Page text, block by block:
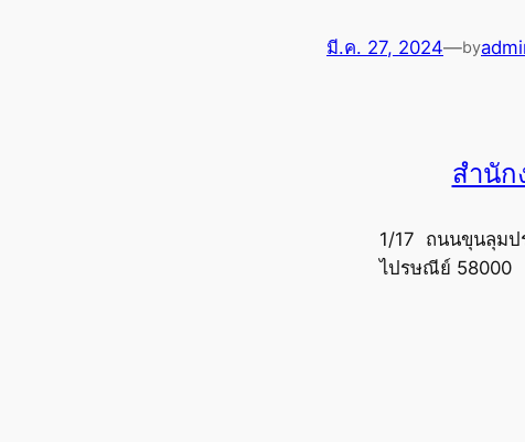
มี.ค. 27, 2024—by
สำนัก
1/17 ถนนขุนลุมป
ไปรษณีย์ 58000